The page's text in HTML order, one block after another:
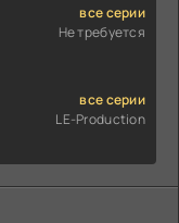
все серии
Не требуется
все серии
LE-Production